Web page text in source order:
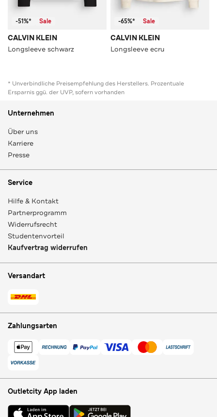
-51%* Sale
CALVIN KLEIN
Longsleeve schwarz
-65%* Sale
CALVIN KLEIN
Longsleeve ecru
* Unverbindliche Preisempfehlung des Herstellers. Prozentuale
Ersparnis ggü. der UVP, sofern vorhanden
Unternehmen
Über uns
Karriere
Presse
Service
Hilfe & Kontakt
Partnerprogramm
Widerrufsrecht
Studentenvorteil
Kaufvertrag widerrufen
Versandart
Zahlungsarten
Outletcity App laden